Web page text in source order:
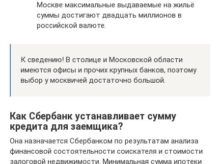
Москве максимальные выдаваемые на жильё
суммы достигают двадцать миллионов в
российской валюте.
К сведению! В столице и Московской области
имеются офисы и прочих крупных банков, поэтому
выбор у москвичей достаточно большой.
Как Сбербанк устанавливает сумму
кредита для заемщика?
Она назначается Сбербанком по результатам анализа
финансовой состоятельности соискателя и стоимости
залоговой недвижимости. Минимальная сумма ипотеки